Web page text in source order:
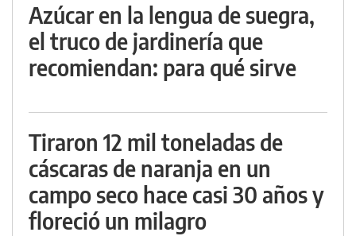
Azúcar en la lengua de suegra,
el truco de jardinería que
recomiendan: para qué sirve
Tiraron 12 mil toneladas de
cáscaras de naranja en un
campo seco hace casi 30 años y
floreció un milagro